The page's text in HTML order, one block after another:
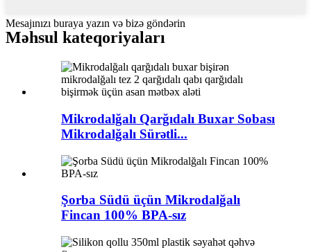
Mesajınızı buraya yazın və bizə göndərin
Məhsul kateqoriyaları
Mikrodalğalı Qarğıdalı Buxar Sobası
Mikrodalğalı Sürətli...
Şorba Südü üçün Mikrodalğalı
Fincan 100% BPA-sız